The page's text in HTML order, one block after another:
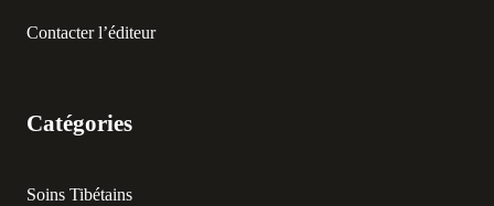
Contacter l’éditeur
Catégories
Soins Tibétains